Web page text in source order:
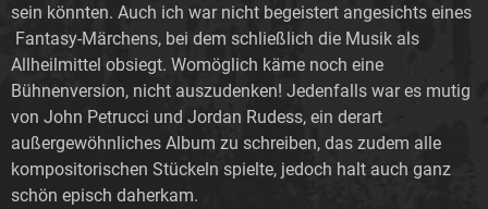
sein könnten. Auch ich war nicht begeistert angesichts eines
Fantasy-Märchens, bei dem schließlich die Musik als
Allheilmittel obsiegt. Womöglich käme noch eine
Bühnenversion, nicht auszudenken! Jedenfalls war es mutig
von John Petrucci und Jordan Rudess, ein derart
außergewöhnliches Album zu schreiben, das zudem alle
kompositorischen Stückeln spielte, jedoch halt auch ganz
schön episch daherkam.